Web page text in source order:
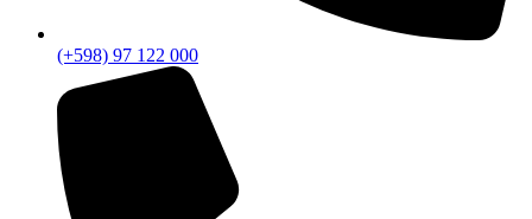
(+598) 97 122 000